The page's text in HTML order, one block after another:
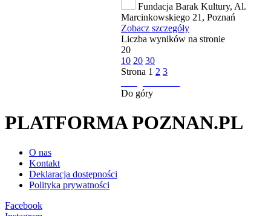
Fundacja Barak Kultury, Al.
Marcinkowskiego 21, Poznań
Zobacz szczegóły
Liczba wyników na stronie
20
10 20 30
Strona 1 2 3
Do góry
PLATFORMA POZNAN.PL
O nas
Kontakt
Deklaracja dostępności
Polityka prywatności
Facebook